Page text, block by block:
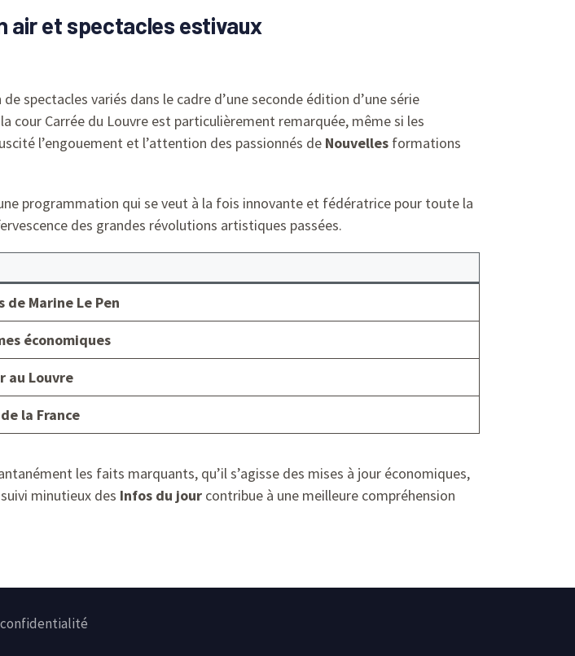
air et spectacles estivaux
spectacles variés dans le cadre d’une seconde édition d’une série
cour Carrée du Louvre est particulièrement remarquée, même si les
l’engouement et l’attention des passionnés de Nouvelles formations
programmation qui se veut à la fois innovante et fédératrice pour toute la
des grandes révolutions artistiques passées.
de Marine Le Pen
économiques
au Louvre
la France
les faits marquants, qu’il s’agisse des mises à jour économiques,
minutieux des Infos du jour contribue à une meilleure compréhension